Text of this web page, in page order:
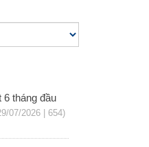
6 tháng đầu
07/2026 | 654)